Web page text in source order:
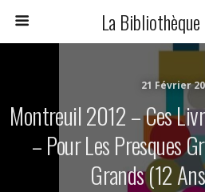
La
21 Février
Montreuil 2012 – Ces
– Pour Les Presques
Grands (12